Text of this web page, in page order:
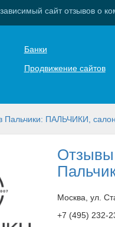
сайт отзывов о
Банки
Продвижение сайтов
Пальчики: ПАЛЬЧИКИ,
Отзывы
Москва, ул.
+7 (495) 232-